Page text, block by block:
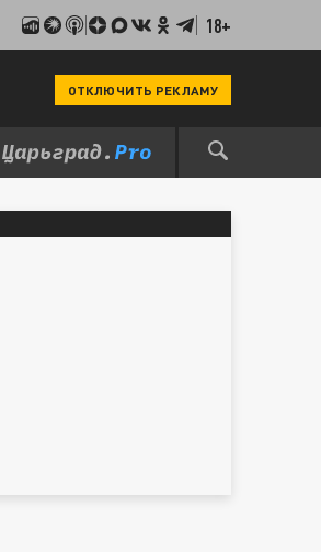
18+
ОТКЛЮЧИТЬ РЕКЛАМУ